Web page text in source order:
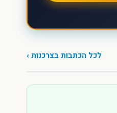
לכל הכתבות בצרכנות ›